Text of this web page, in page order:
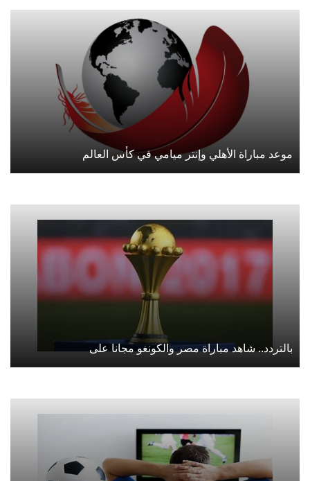
موعد مباراة الأهلي وإنتر ميامي في كأس العالم
بالتردد.. شاهد مباراة مصر والكونغو مجانا على